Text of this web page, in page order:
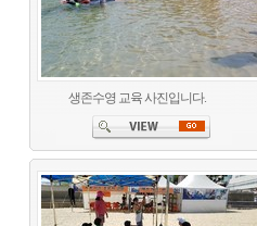
생존수영 교육 사진입니다.